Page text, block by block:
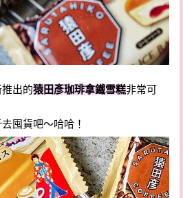
推出的猿田彥珈琲拿鐵雪糕非常可
囤貨吧～哈哈！